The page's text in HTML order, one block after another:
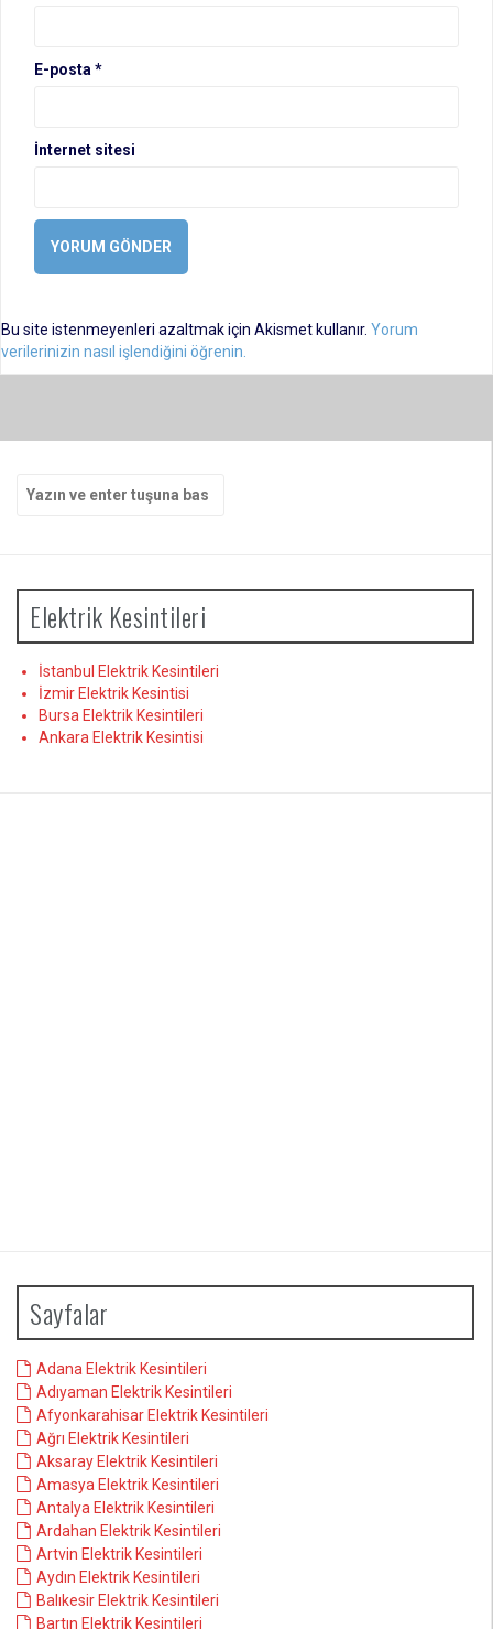
E-posta *
İnternet sitesi
Bu site istenmeyenleri azaltmak için Akismet kullanır. Yorum
verilerinizin nasıl işlendiğini öğrenin.
yap:
Elektrik Kesintileri
İstanbul Elektrik Kesintileri
İzmir Elektrik Kesintisi
Bursa Elektrik Kesintileri
Ankara Elektrik Kesintisi
Sayfalar
Adana Elektrik Kesintileri
Adıyaman Elektrik Kesintileri
Afyonkarahisar Elektrik Kesintileri
Ağrı Elektrik Kesintileri
Aksaray Elektrik Kesintileri
Amasya Elektrik Kesintileri
Antalya Elektrik Kesintileri
Ardahan Elektrik Kesintileri
Artvin Elektrik Kesintileri
Aydın Elektrik Kesintileri
Balıkesir Elektrik Kesintileri
Bartın Elektrik Kesintileri